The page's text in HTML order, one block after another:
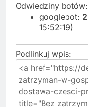
Odwiedziny botów:
googlebot: 2
15:52:19)
Podlinkuj wpis: